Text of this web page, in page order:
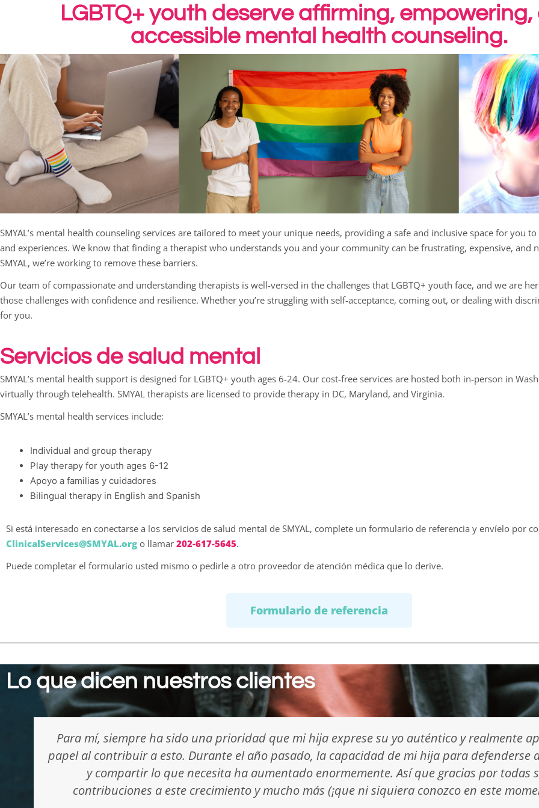
LGBTQ+ youth deserve affirming,
accessible mental health counseling.
SMYAL’s mental health counseling services are tailored to meet your unique needs, providing a safe and inclusive space for you
and experiences. We know that finding a therapist who understands you and your community can be frustrating, expensive, and
SMYAL, we’re working to remove these barriers.
Our team of compassionate and understanding therapists is well-versed in the challenges that LGBTQ+ youth face, and we are
those challenges with confidence and resilience. Whether you’re struggling with self-acceptance, coming out, or dealing with
for you.
Servicios de salud mental
SMYAL’s mental health support is designed for LGBTQ+ youth ages 6-24. Our cost-free services are hosted both in-person in
virtually through telehealth. SMYAL therapists are licensed to provide therapy in DC, Maryland, and Virginia.
SMYAL’s mental health services include:
Individual and group therapy
Play therapy for youth ages 6-12
Apoyo a familias y cuidadores
Bilingual therapy in English and Spanish
Si está interesado en conectarse a los servicios de salud mental de SMYAL, complete un formulario de referencia y envíelo por
ClinicalServices@SMYAL.org o llamar 202-617-5645.
Puede completar el formulario usted mismo o pedirle a otro proveedor de atención médica que lo derive.
Formulario de referencia
Lo que dicen nuestros clientes
Muchas gracias por todo lo que han hecho por mi hija: la intervención y la terapia han sido
para que ella procese todos sus sentimientos y tenga un lugar seguro donde pueda ser
expresar sus pensamientos sin ningún filtro. También apreciamos mucho todo el apoyo
brindado como familia: el plan de sostenibilidad será un gran recurso para garantizar que